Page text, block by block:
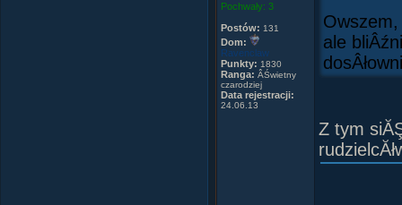
Pochwały: 3
Postów: 131
Dom:
Ravenclaw
Punkty: 1830
Ranga: ÂŚwietny
czarodziej
Data rejestracji:
24.06.13
Owszem,
ale
Z tym